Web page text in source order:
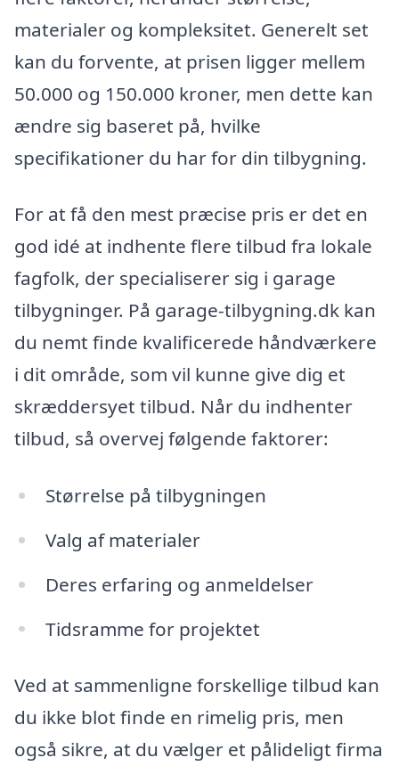
materialer og kompleksitet. Generelt set
kan du forvente, at prisen ligger mellem
50.000 og 150.000 kroner, men dette kan
ændre sig baseret på, hvilke
specifikationer du har for din tilbygning.
For at få den mest præcise pris er det en
god idé at indhente flere tilbud fra lokale
fagfolk, der specialiserer sig i garage
tilbygninger. På garage-tilbygning.dk kan
du nemt finde kvalificerede håndværkere
i dit område, som vil kunne give dig et
skræddersyet tilbud. Når du indhenter
tilbud, så overvej følgende faktorer:
Størrelse på tilbygningen
Valg af materialer
Deres erfaring og anmeldelser
Tidsramme for projektet
Ved at sammenligne forskellige tilbud kan
du ikke blot finde en rimelig pris, men
også sikre, at du vælger et pålideligt firma